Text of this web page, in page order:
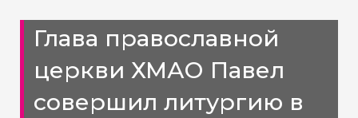
Глава православной
церкви ХМАО Павел
совершил литургию в